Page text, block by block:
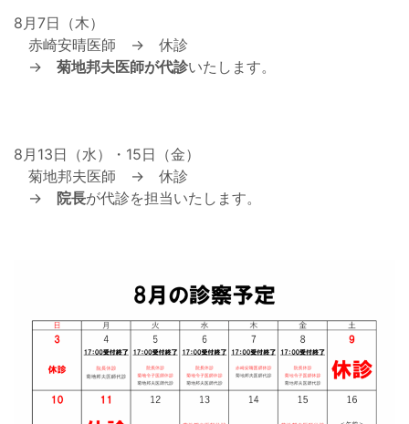
8月7日（木）
赤崎安晴医師 → 休診
→ 菊地邦夫医師が代診いたします。
8月13日（水）・15日（金）
菊地邦夫医師 → 休診
→ 院長が代診を担当いたします。